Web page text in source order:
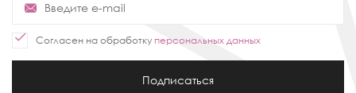
Согласен на обработку персональных данных
Подписаться